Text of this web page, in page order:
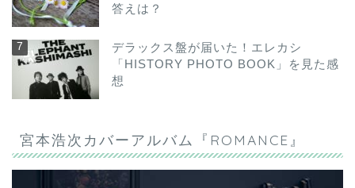
答えは？
デラックス盤が届いた！エレカシ
「HISTORY PHOTO BOOK」を見た感
想
宮本浩次カバーアルバム『ROMANCE』